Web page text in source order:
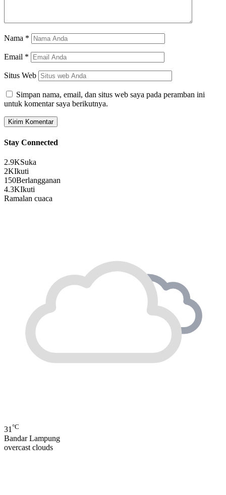
Nama *
Email *
Situs Web
Simpan nama, email, dan situs web saya pada peramban ini
untuk komentar saya berikutnya.
Stay Connected
2.9KSuka
2KIkuti
150Berlangganan
4.3KIkuti
Ramalan cuaca
31 °C
Bandar Lampung
overcast clouds